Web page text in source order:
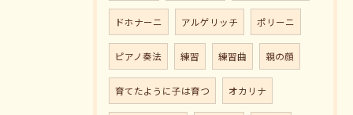
ドホナーニ アルゲリッチ ポリーニ
ピアノ奏法 練習 練習曲 親の顔
育てたように子は育つ オカリナ